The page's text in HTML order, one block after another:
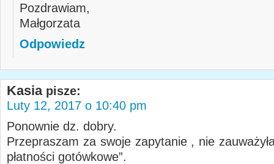
Pozdrawiam,
Małgorzata
Odpowiedz
Kasia pisze:
Luty 12, 2017 o 10:40 pm
Ponownie dz. dobry.
Przepraszam za swoje zapytanie , nie
płatności gotówkowe”.